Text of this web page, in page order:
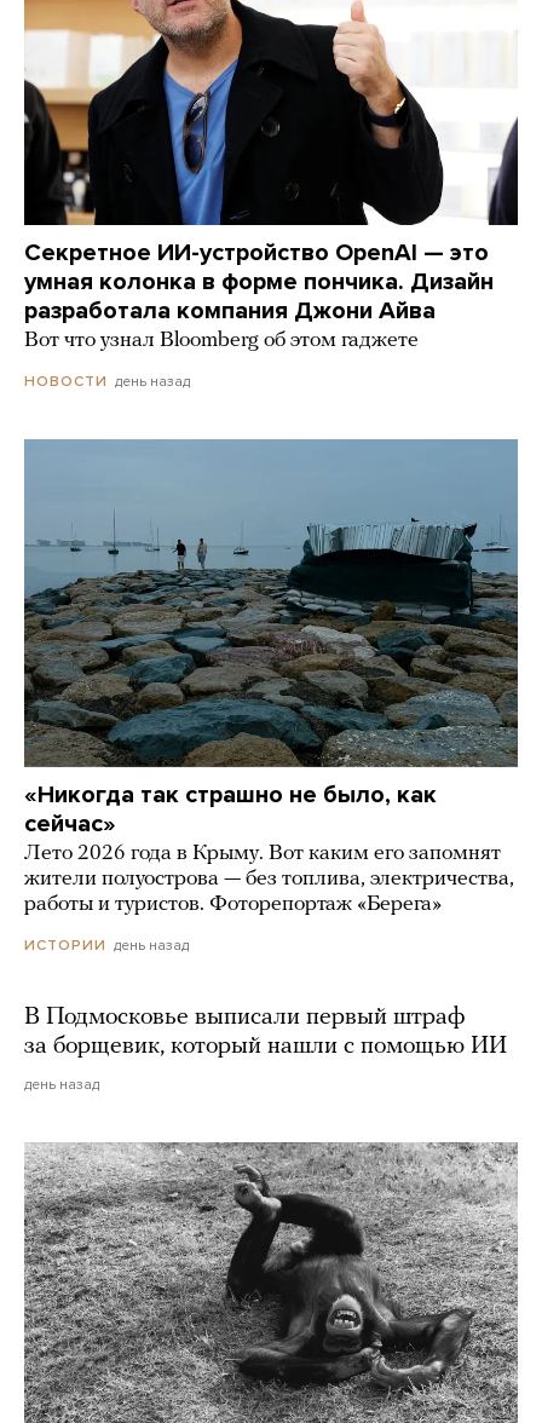
Секретное ИИ-устройство OpenAI — это
умная колонка в форме пончика. Дизайн
разработала компания Джони Айва
Вот что узнал Bloomberg об этом гаджете
НОВОСТИ день назад
«Никогда так страшно не было, как
сейчас»
Лето 2026 года в Крыму. Вот каким его запомнят
жители полуострова — без топлива, электричества,
работы и туристов. Фоторепортаж «Берега»
ИСТОРИИ день назад
В Подмосковье выписали первый штраф
за борщевик, который нашли с помощью ИИ
день назад